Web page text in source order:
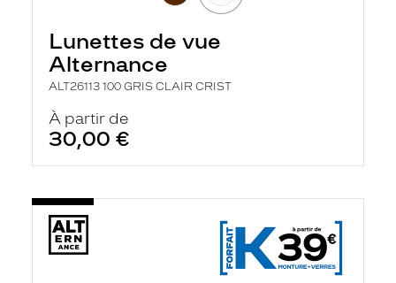
Lunettes de vue
Alternance
ALT26113 100 GRIS CLAIR CRIST
À partir de
30,00 €